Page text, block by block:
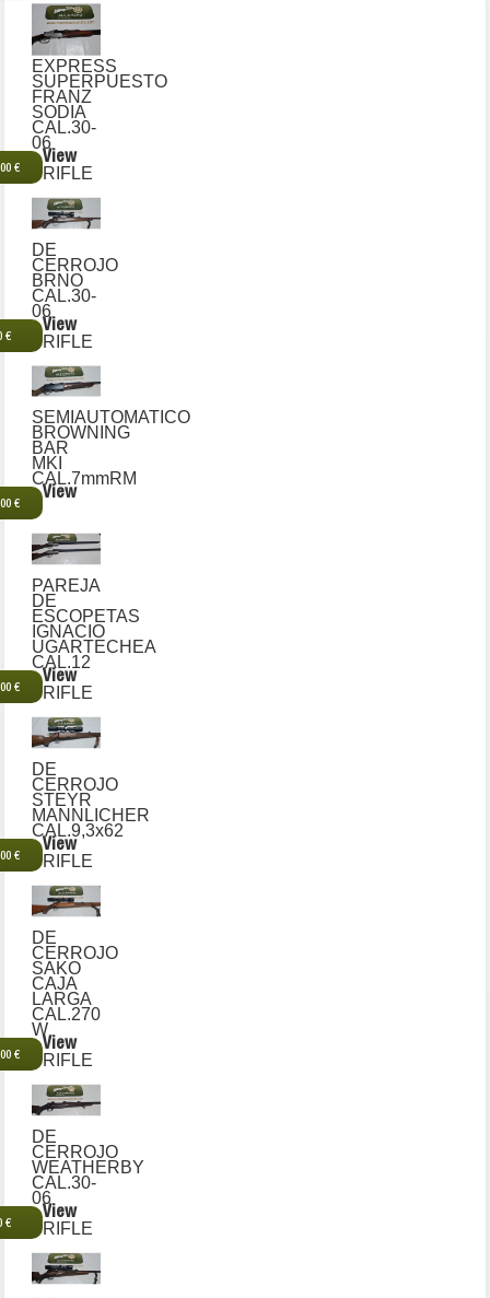
EXPRESS
SUPERPUESTO
FRANZ
SODIA
CAL.30-
06
€
View
RIFLE
DE
CERROJO
BRNO
CAL.30-
06
€
View
RIFLE
SEMIAUTOMATICO
BROWNING
BAR
MKI
CAL.7mmRM
€
View
PAREJA
DE
ESCOPETAS
IGNACIO
UGARTECHEA
CAL.12
€
View
RIFLE
DE
CERROJO
STEYR
MANNLICHER
CAL.9,3x62
€
View
RIFLE
DE
CERROJO
SAKO
CAJA
LARGA
CAL.270
W
€
View
RIFLE
DE
CERROJO
WEATHERBY
CAL.30-
06
€
View
RIFLE